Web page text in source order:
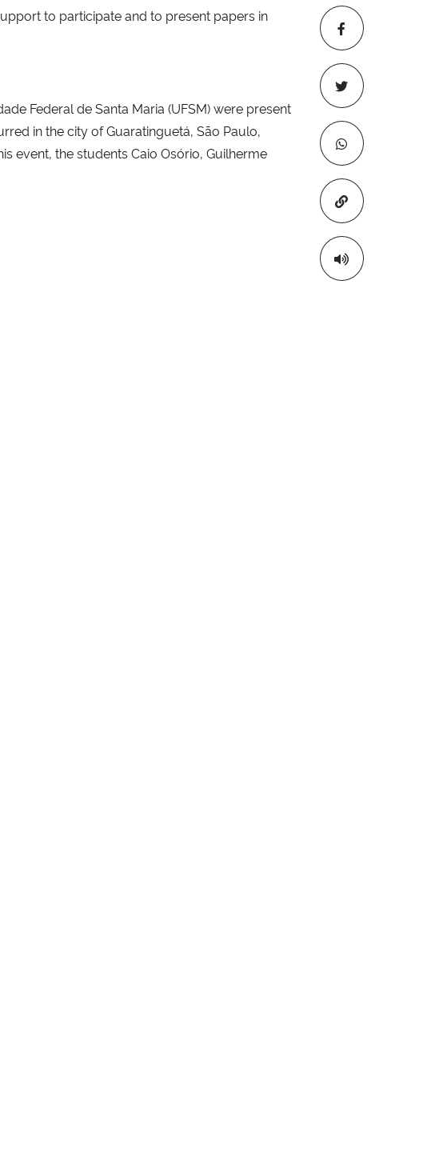
Copiar para
to participate and to present papers in
Federal de Santa Maria (UFSM) were present
in the city of Guaratinguetá, São Paulo,
event, the students Caio Osório, Guilherme